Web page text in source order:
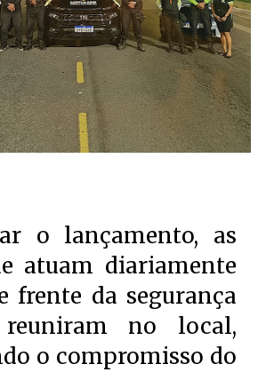
o lançamento, as
atuam diariamente
frente da segurança
no local,
o compromisso do